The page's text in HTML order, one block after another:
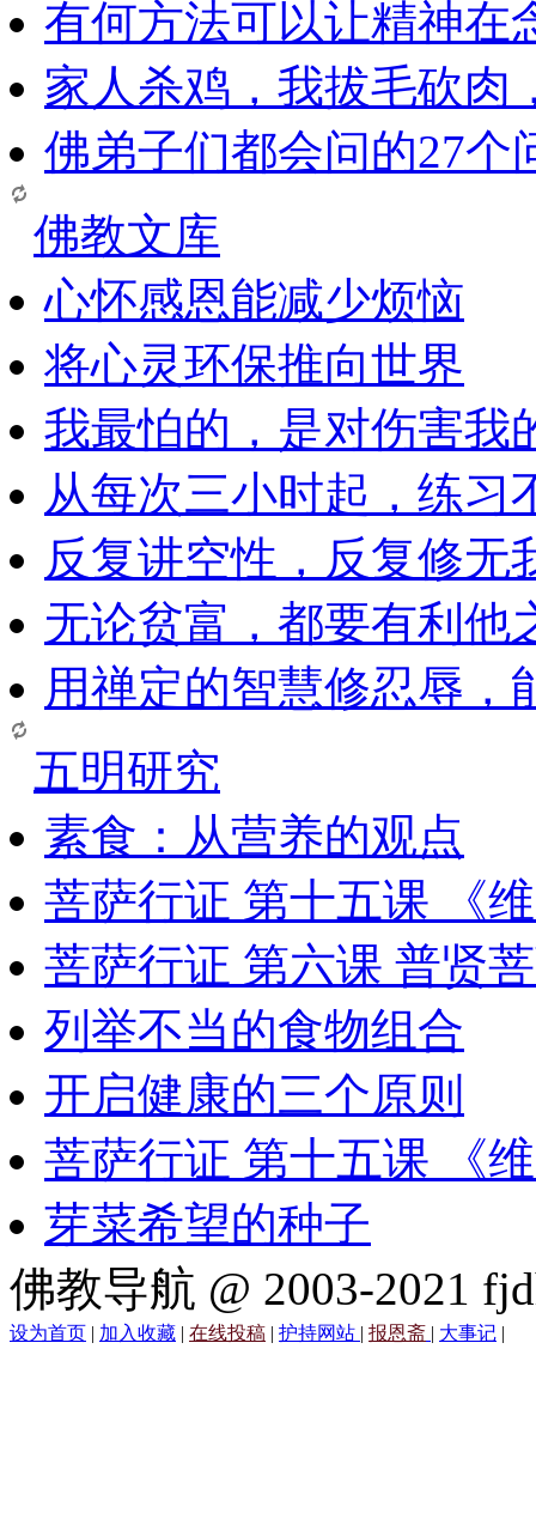
有何方法可以让精神在
家人杀鸡，我拔毛砍肉
佛弟子们都会问的27个
佛教文库
心怀感恩能减少烦恼
将心灵环保推向世界
我最怕的，是对伤害我
从每次三小时起，练习
反复讲空性，反复修无
无论贫富，都要有利他
用禅定的智慧修忍辱，
五明研究
素食：从营养的观点
菩萨行证 第十五课 《
菩萨行证 第六课 普贤
列举不当的食物组合
开启健康的三个原则
菩萨行证 第十五课 《
芽菜希望的种子
佛教导航 @ 2003-2021
设为首页 | 加入收藏 | 在线投稿 | 护持网站 | 报恩斋 | 大事记 |